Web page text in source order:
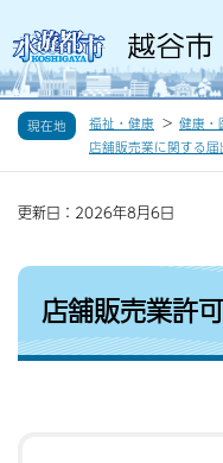
現在地 福祉・健康 健康・
店舗販売業に関する届
更新日：2026年8月6日
店舗販売業許